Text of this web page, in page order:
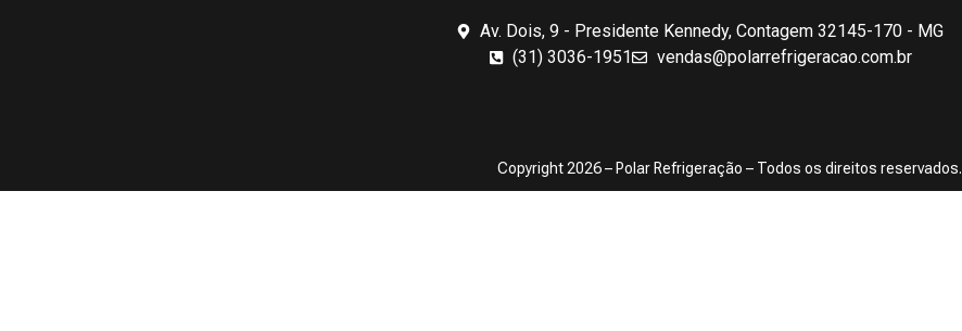
Av. Dois, 9 - Presidente Kennedy, Contagem 32145-170 - MG
(31) 3036-1951
vendas@polarrefrigeracao.com.br
Copyright 2026 – Polar Refrigeração – Todos os direitos reservados.